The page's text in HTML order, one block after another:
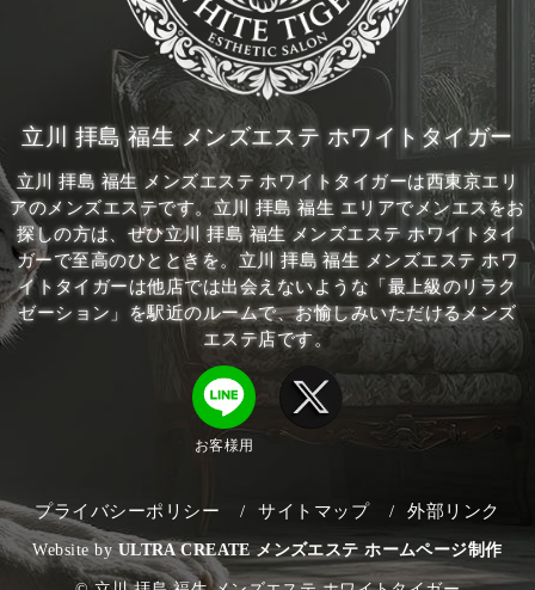
立川 拝島 福生 メンズエステ ホワイトタイガー
立川 拝島 福生 メンズエステ ホワイトタイガーは西東京エリ
アのメンズエステです。立川 拝島 福生 エリアでメンエスをお
探しの方は、ぜひ立川 拝島 福生 メンズエステ ホワイトタイ
ガーで至高のひとときを。 立川 拝島 福生 メンズエステ ホワ
イトタイガーは他店では出会えないような「最上級のリラク
ゼーション」を駅近のルームで、お愉しみいただけるメンズ
エステ店です。
お客様用
プライバシーポリシー サイトマップ 外部リンク
Website by ULTRA CREATE メンズエステ ホームページ制作